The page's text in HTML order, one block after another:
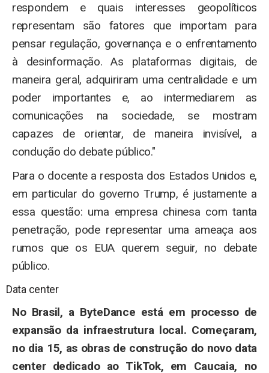
respondem e quais interesses geopolíticos
representam são fatores que importam para
pensar regulação, governança e o enfrentamento
à desinformação. As plataformas digitais, de
maneira geral, adquiriram uma centralidade e um
poder importantes e, ao intermediarem as
comunicações na sociedade, se mostram
capazes de orientar, de maneira invisível, a
condução do debate público."
Para o docente a resposta dos Estados Unidos e,
em particular do governo Trump, é justamente a
essa questão: uma empresa chinesa com tanta
penetração, pode representar uma ameaça aos
rumos que os EUA querem seguir, no debate
público.
Data center
No Brasil, a ByteDance está em processo de
expansão da infraestrutura local. Começaram,
no dia 15, as obras de construção do novo data
center dedicado ao TikTok, em Caucaia, no